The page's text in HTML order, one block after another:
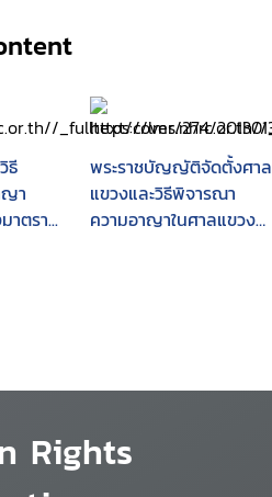
ธี
ญา
าตรา...
พระราชบัญญัติจัดตั้งศาล
แขวงและวิธีพิจารณา
ความอาญาในศาลแขวง
Rights